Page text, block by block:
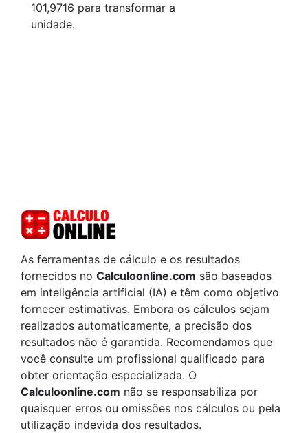
101,9716 para transformar a
unidade.
As ferramentas de cálculo e os resultados
fornecidos no Calculoonline.com são baseados
em inteligência artificial (IA) e têm como objetivo
fornecer estimativas. Embora os cálculos sejam
realizados automaticamente, a precisão dos
resultados não é garantida. Recomendamos que
você consulte um profissional qualificado para
obter orientação especializada. O
Calculoonline.com não se responsabiliza por
quaisquer erros ou omissões nos cálculos ou pela
utilização indevida dos resultados.